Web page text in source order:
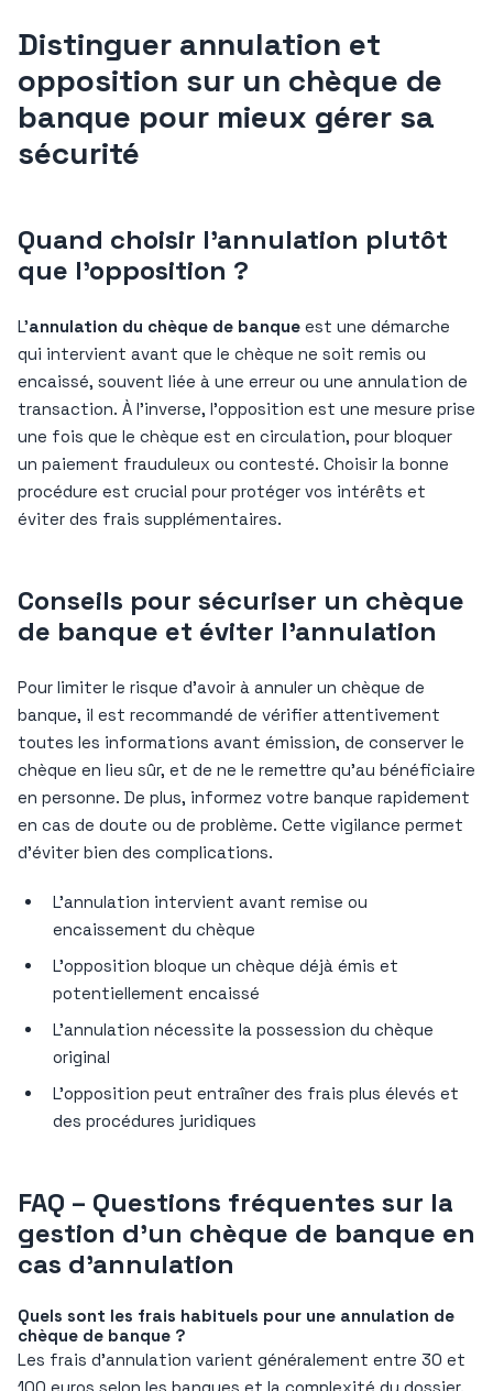
Distinguer annulation et
opposition sur un chèque de
banque pour mieux gérer sa
sécurité
Quand choisir l’annulation plutôt
que l’opposition ?
L’annulation du chèque de banque est une démarche
qui intervient avant que le chèque ne soit remis ou
encaissé, souvent liée à une erreur ou une annulation de
transaction. À l’inverse, l’opposition est une mesure prise
une fois que le chèque est en circulation, pour bloquer
un paiement frauduleux ou contesté. Choisir la bonne
procédure est crucial pour protéger vos intérêts et
éviter des frais supplémentaires.
Conseils pour sécuriser un chèque
de banque et éviter l’annulation
Pour limiter le risque d’avoir à annuler un chèque de
banque, il est recommandé de vérifier attentivement
toutes les informations avant émission, de conserver le
chèque en lieu sûr, et de ne le remettre qu’au bénéficiaire
en personne. De plus, informez votre banque rapidement
en cas de doute ou de problème. Cette vigilance permet
d’éviter bien des complications.
L’annulation intervient avant remise ou
encaissement du chèque
L’opposition bloque un chèque déjà émis et
potentiellement encaissé
L’annulation nécessite la possession du chèque
original
L’opposition peut entraîner des frais plus élevés et
des procédures juridiques
FAQ – Questions fréquentes sur la
gestion d’un chèque de banque en
cas d’annulation
Quels sont les frais habituels pour une annulation de
chèque de banque ?
Les frais d’annulation varient généralement entre 30 et